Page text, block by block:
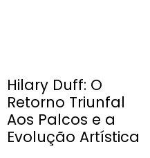
Hilary Duff: O
Retorno Triunfal
Aos Palcos e a
Evolução Artística